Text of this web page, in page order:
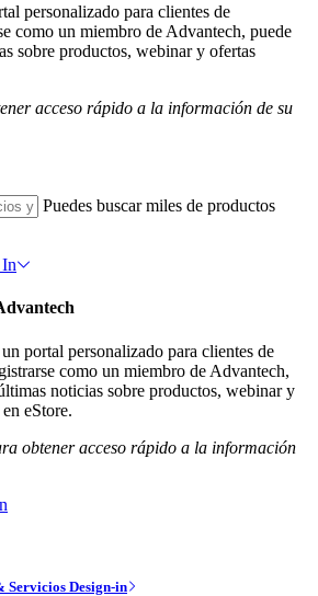
personalizado para clientes de
como un miembro de Advantech, puede
sobre productos, webinar y ofertas
acceso rápido a la información de su
Puedes buscar miles de productos
portal personalizado para clientes de
como un miembro de Advantech,
noticias sobre productos, webinar y
eStore.
obtener acceso rápido a la información
Servicios Design-in